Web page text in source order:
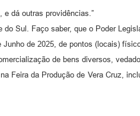
dá outras providências.”
Sul. Faço saber, que o Poder
de 2025, de pontos (locais)
de bens diversos,
Feira da Produção de Vera Cruz,